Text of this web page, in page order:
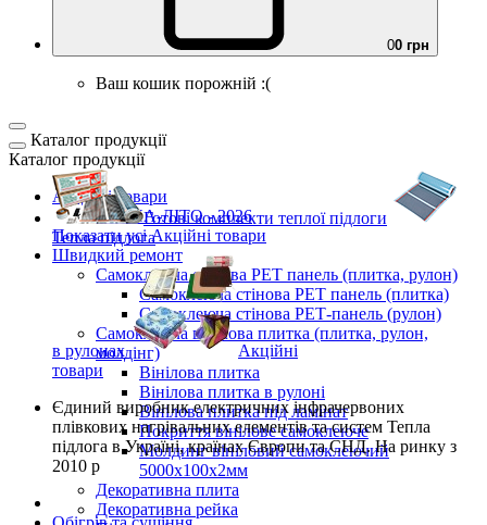
00 грн
Ваш кошик порожній :(
Каталог продукції
Каталог продукції
Акційні товари
ВЕСНА-ЛІТО - 2026
Показати усі Акційні товари
Швидкий ремонт
Самоклеюча стінова PET панель (плитка, рулон)
Самоклеюча стінова PET панель (плитка)
Самоклеюча стінова РЕТ-панель (рулон)
Самоклеюча вінілова плитка (плитка, рулон,
молдінг)
Вінілова плитка
Вінілова плитка в рулоні
Вінілова плитка під ламінат
Покриття вінілове самоклеюче
Молдинг вініловий самоклеючий
5000х100х2мм
Декоративна плита
Декоративна рейка
Готові комплекти теплої підлоги
Тепла підлога
в рулонах
Акційні
товари
Єдиний виробникелектричних інфрачервоних
плівкових нагрівальних елементів та систем Тепла
підлога в Україні, країнах Європи та СНД.На ринку з
2010 р